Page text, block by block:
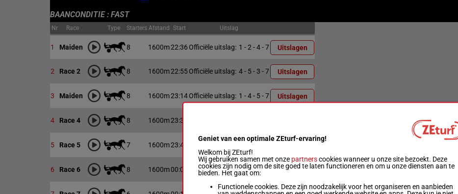
BAANCONDITIE : FAST
Nr Race Type Starters Afstand Start Uitslag
1 Maiden 8 1600m22:36 Officiële uitslag: 1 - 2 - 4 - 7 Uitslagen
2 Race 2 8 1600m22:55Officiële uitslag: 4 - 5 - 3 - 7 Uitslagen
3 Maiden 8 1600m23:14Officiële uitslag: 1 - 4 - 5 - 7 Uitslagen
4 Race 4 8 1600m23:30
5 Race 5 7 1600m23:45 5 - 1 - 3 - 2
6 Race 6 8 1600m00:00 Officiële uitslag: 7 - 2 - 4 - 1 Uitslagen
Geniet van een optimale ZEturf-ervaring!
Welkom bij ZEturf!
Wij gebruiken samen met onze partnerscookies wanneer u onze site bezoekt. Deze
cookies zijn nodig om de site goed te laten functioneren en om u onze diensten aan te
bieden. Het gaat om:
Functionele cookies. Deze zijn noodzakelijk voor het organiseren en aanbieden